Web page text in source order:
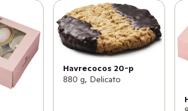
Havrecocos 20-p
880 g, Delicato